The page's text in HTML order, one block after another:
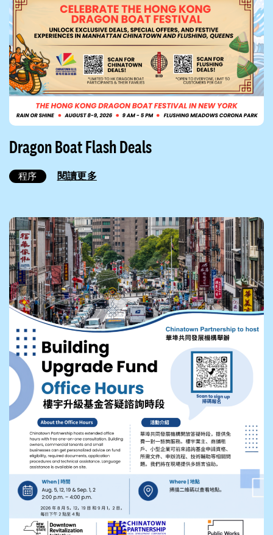
Dragon Boat Flash Deals
程序 閱讀更多